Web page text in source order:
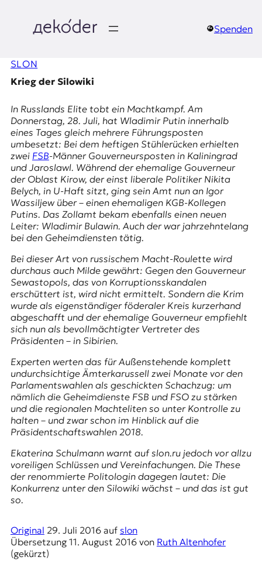
springen
e
k
o
d
e
r
|
D
E
K
O
D
E
R
W
s
e
n
,
J
o
r
n
a
Spenden
SLON
Krieg der Silowiki
In Russlands Elite tobt ein Machtkampf. Am
Donnerstag, 28. Juli, hat Wladimir Putin innerhalb
eines Tages gleich mehrere Führungsposten
umbesetzt: Bei dem heftigen Stühlerücken erhielten
zwei FSB-Männer Gouverneursposten in Kaliningrad
und Jaroslawl. Während der ehemalige Gouverneur
der Oblast Kirow, der einst liberale Politiker Nikita
Belych, in U-Haft sitzt, ging sein Amt nun an Igor
Wassiljew über – einen ehemaligen KGB-Kollegen
Putins. Das Zollamt bekam ebenfalls einen neuen
Leiter: Wladimir Bulawin. Auch der war jahrzehntelang
bei den Geheimdiensten tätig.
Bei dieser Art von russischem Macht-Roulette wird
durchaus auch Milde gewährt: Gegen den Gouverneur
Sewastopols, das von Korruptionsskandalen
erschüttert ist, wird nicht ermittelt. Sondern die Krim
wurde als eigenständiger föderaler Kreis kurzerhand
abgeschafft und der ehemalige Gouverneur empfiehlt
sich nun als bevollmächtigter Vertreter des
Präsidenten – in Sibirien.
Experten werten das für Außenstehende komplett
undurchsichtige Ämterkarussell zwei Monate vor den
Parlamentswahlen als geschickten Schachzug: um
nämlich die Geheimdienste FSB und FSOzu stärken
und die regionalen Machteliten so unter Kontrolle zu
halten – und zwar schon im Hinblick auf die
Präsidentschaftswahlen 2018.
Ekaterina Schulmann warnt aufslon.rujedoch vor allzu
voreiligen Schlüssen und Vereinfachungen. Die These
der renommierte Politologin dagegen lautet: Die
Konkurrenz unter den Silowikiwächst – und das ist gut
so.
Original 29. Juli 2016auf slon
Übersetzung 11. August 2016von Ruth Altenhofer
(gekürzt)